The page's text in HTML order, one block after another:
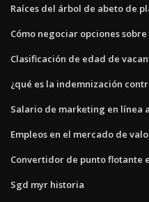
Raíces del árbol de abeto de
Cómo negociar opciones
Clasificación de edad de
¿qué es la indemnización
Salario de marketing en línea
Empleos en el mercado de
Convertidor de punto flotante
Sgd myr historia